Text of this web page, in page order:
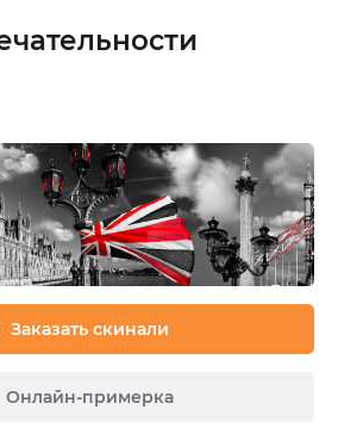
Заказать скинали
Онлайн-примерка